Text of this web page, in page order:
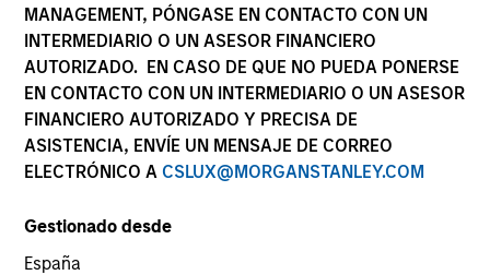
MANAGEMENT, PÓNGASE EN CONTACTO CON UN
INTERMEDIARIO O UN ASESOR FINANCIERO
AUTORIZADO. EN CASO DE QUE NO PUEDA PONERSE
EN CONTACTO CON UN INTERMEDIARIO O UN ASESOR
FINANCIERO AUTORIZADO Y PRECISA DE
ASISTENCIA, ENVÍE UN MENSAJE DE CORREO
ELECTRÓNICO A CSLUX@MORGANSTANLEY.COM
Gestionado desde
España
Healthcare
COUNTRY
India